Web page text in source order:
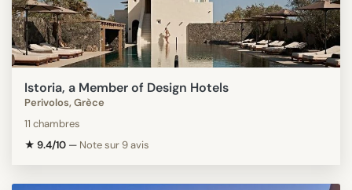
Istoria, a Member of Design Hotels
Perivolos, Grèce
11 chambres
★ 9.4/10 — Note sur 9 avis